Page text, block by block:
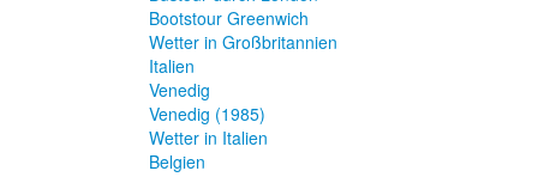
Bootstour Greenwich
Wetter in Großbritannien
Italien
Venedig
Venedig (1985)
Wetter in Italien
Belgien